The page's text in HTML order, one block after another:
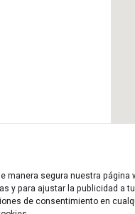
manera segura nuestra página
y para ajustar la publicidad a
de consentimiento en